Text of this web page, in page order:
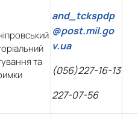
та
and_tckspdp
@post.mil.go
v.ua
(056)227-16-13
227-07-56